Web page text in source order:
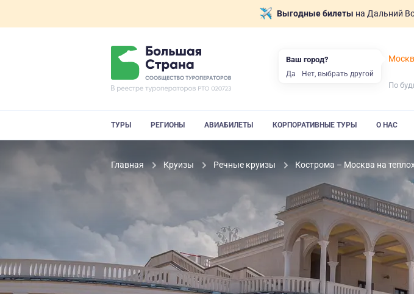
Выгодные билеты на Дальний
По
ТУРЫ РЕГИОНЫ АВИАБИЛЕТЫ КОРПОРАТИВНЫЕ ТУРЫ О НАС
Главная Круизы Речные круизы Кострома – Москва на
Ваш город?
Да Нет, выбрать другой